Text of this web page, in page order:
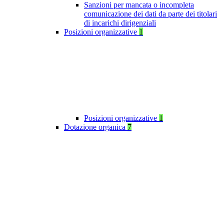
Sanzioni per mancata o incompleta
comunicazione dei dati da parte dei titolari
di incarichi dirigenziali
Posizioni organizzative 1
Posizioni organizzative 1
Dotazione organica 7